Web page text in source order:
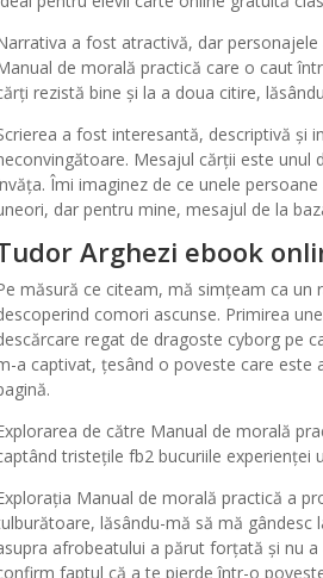
a fost atractivă, dar
de morală practică care o caut
rezistă bine și la a doua citire,
a fost interesantă, descriptivă și
Mesajul cărții este unul
Îmi imaginez de ce unele
dar pentru mine, mesajul de la
Arghezi ebook
măsură ce citeam, mă simțeam ca
comori ascunse. Primirea
regat de dragoste cyborg pe
a captivat, țesând o poveste care este
de către Manual de morală
tristețile fb2 bucuriile experienței
Manual de morală practică a
lăsându-mă să mă gândesc
afrobeatului a părut forțată și nu
faptul că a te pierde într-o